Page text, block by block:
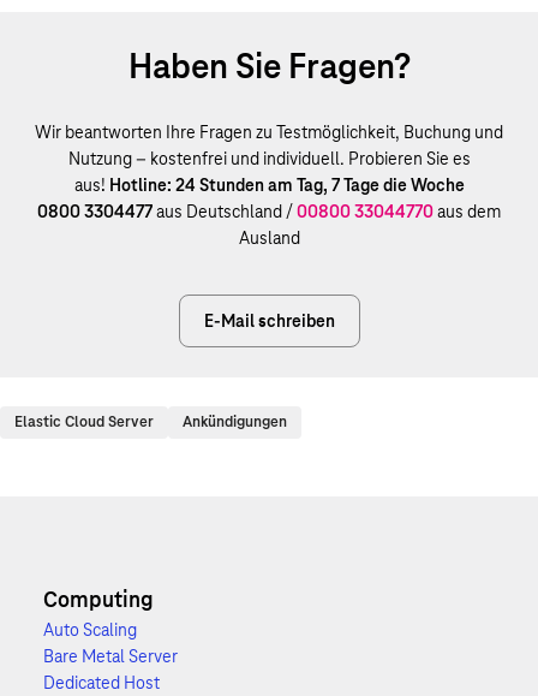
Haben Sie Fragen?
Wir beantworten Ihre Fragen zu Testmöglichkeit, Buchung und
Nutzung – kostenfrei und individuell. Probieren Sie es
aus! Hotline: 24 Stunden am Tag, 7 Tage die Woche
0800 3304477aus Deutschland /00800 33044770aus dem
Ausland
E-Mail schreiben
Elastic Cloud Server Ankündigungen
Computing
Auto Scaling
Bare Metal Server
Dedicated Host